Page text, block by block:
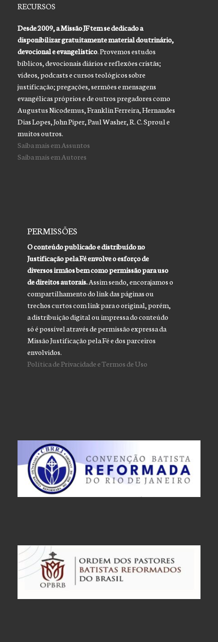
RECURSOS
Desde 2009, a Missão JF tem se dedicado a
disponibilizar gratuitamente material doutrinário,
devocional e evangelistico. Provemos estudos
bíblicos, devocionais diários e reflexões cristãs;
vídeos, podcasts e cursos teológicos sobre
justificação; pregações, sermões e mensagens
evangélicas próprios e de outros pregadores como
Augustus Nicodemus, Franklin Ferreira, Hernandes
Dias Lopes, John Piper, Paul Washer, R. C. Sproul e
muitos outros.
Saiba mais em Assuntos
Saiba mais em Autores
PERMISSÕES
O conteúdo publicado e distribuído no
Justificação pela Fé envolve o esforço de
diversos irmãos bem como permissão para uso
de direitos autorais.Assim sendo, encorajamos o
compartilhamento do link das páginas ou
trechos curtos com link para o original, porém,
a distribuição digital ou impressa do conteúdo
só é possível através de permissão expressa da
Missão Justificação pela Fé e dos parceiros
envolvidos.
Política de Privacidade e Termos de Uso